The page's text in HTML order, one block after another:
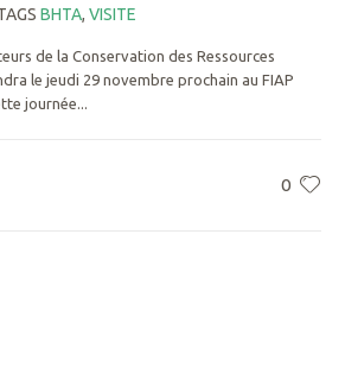
BHTA, VISITE
de la Conservation des Ressources
le jeudi 29 novembre prochain au FIAP
journée...
0